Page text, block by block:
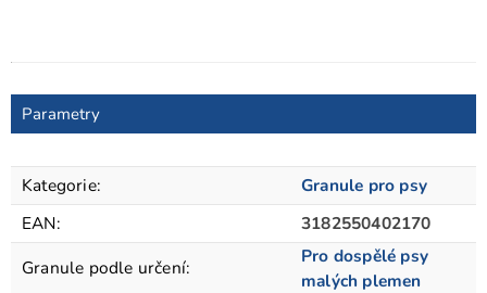
Parametry
Kategorie:
Granule pro psy
EAN:
3182550402170
Granule podle určení:
Pro dospělé psy
malých plemen